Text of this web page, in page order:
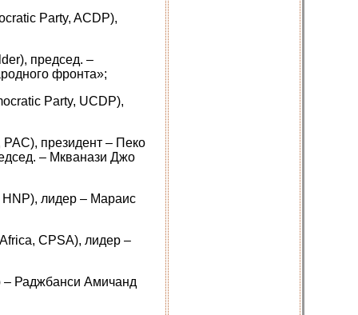
Party, ACDP),
председ. –
фронта»;
Party, UCDP),
президент – Пеко
– Мкванази Джо
лидер – Мараис
CPSA), лидер –
– Раджбанси Амичанд